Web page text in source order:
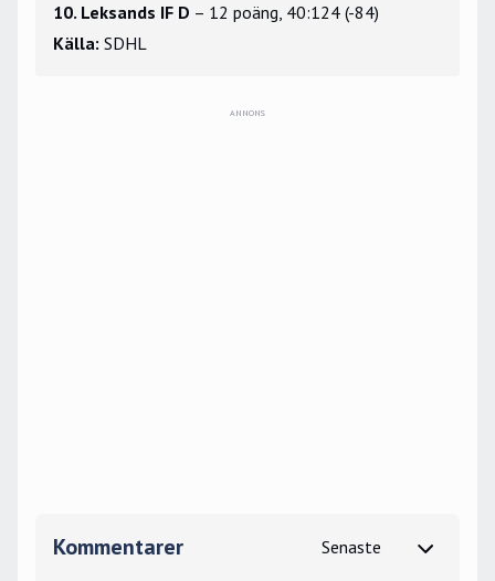
10. Leksands IF D – 12 poäng, 40:124 (-84)
Källa: SDHL
Kommentarer